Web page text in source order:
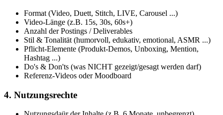
Format (Video, Duett, Stitch, LIVE, Carousel ...)
Video-Länge (z.B. 15s, 30s, 60s+)
Anzahl der Postings / Deliverables
Stil & Tonalität (humorvoll, edukativ, emotional, ASMR ...)
Pflicht-Elemente (Produkt-Demos, Unboxing, Mention,
Hashtag ...)
Do's & Don'ts (was NICHT gezeigt/gesagt werden darf)
Referenz-Videos oder Moodboard
4. Nutzungsrechte